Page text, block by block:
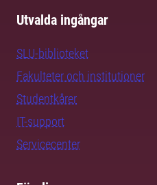
Utvalda ingångar
SLU-biblioteket
Fakulteter och institutioner
Studentkårer
IT-support
Servicecenter